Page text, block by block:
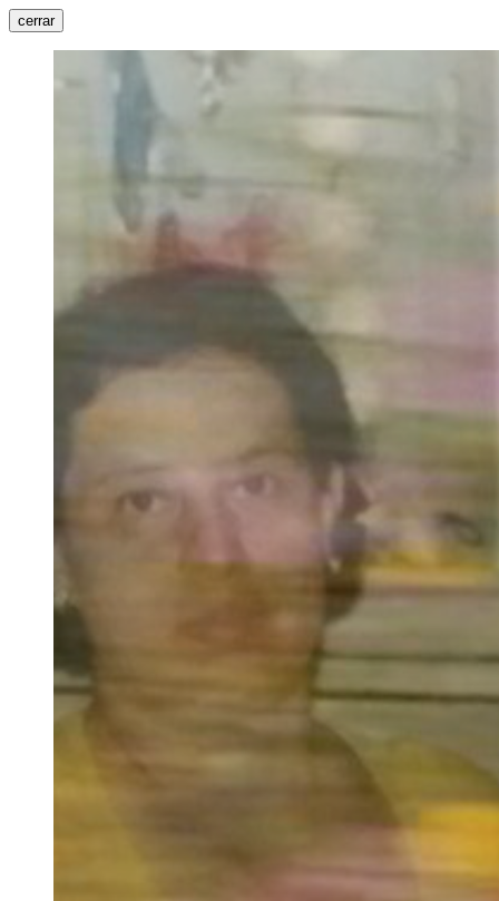
cerrar